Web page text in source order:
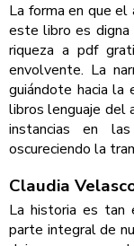
La forma en que
este libro es digna
riqueza a pdf
envolvente. La
guiándote hacia la
libros lenguaje del
instancias en
oscureciendo la
Claudia
La historia es tan
parte integral de